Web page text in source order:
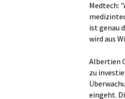
Medtech:
ist genau
wird aus
Albertien
zu
eingeht.